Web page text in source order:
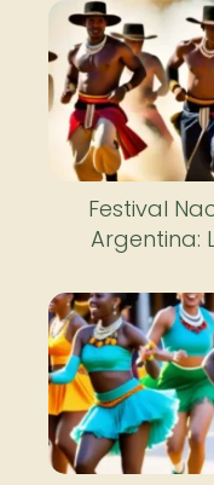
Festival
Argentina: